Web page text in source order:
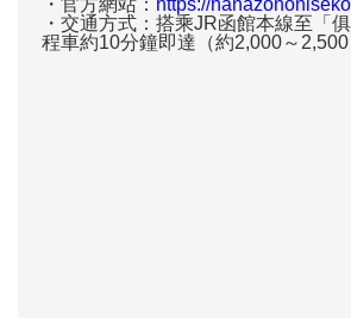
・官方網站： https://
・交通方式：搭乘JR函館本線至「
程車約10分鐘即達（約2,000～2,500